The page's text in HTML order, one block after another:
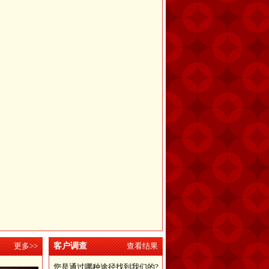
更多>> 客户调查 查看结果
您是通过哪种途径找到我们的?